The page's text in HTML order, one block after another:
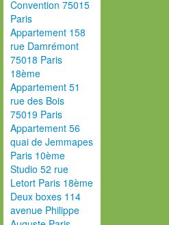
Convention 75015
Paris
Appartement 158
rue Damrémont
75018 Paris
18ème
Appartement 51
rue des Bois
75019 Paris
Appartement 56
quai de Jemmapes
Paris 10ème
Studio 52 rue
Letort Paris 18ème
Deux boxes 114
avenue Philippe